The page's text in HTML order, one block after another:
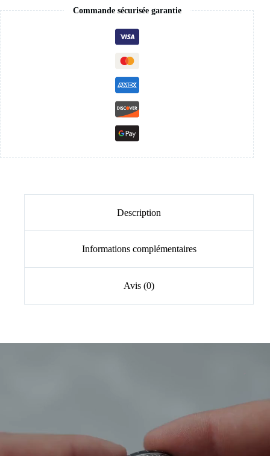
Commande sécurisée garantie
Description
Informations complémentaires
Avis (0)